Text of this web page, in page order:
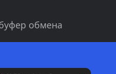
обмена